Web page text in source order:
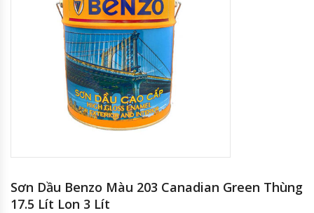
Sơn Dầu Benzo Màu 203 Canadian Green Thùng
17.5 Lít Lon 3 Lít